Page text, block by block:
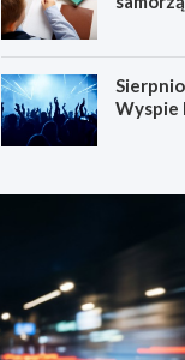
Wyspie